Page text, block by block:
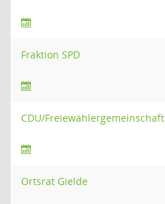
Fraktion SPD
CDU/Freiewählergemeinschaft
Ortsrat Gielde